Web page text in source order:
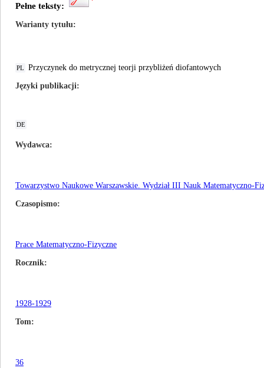
Pełne teksty:
Warianty tytułu
PL Przyczynek do metrycznej teorji przybliżeń diofantowych
Języki publikacji
DE
Wydawca
Towarzystwo Naukowe Warszawskie. Wydział III Nauk Matematyczno-
Czasopismo
Prace Matematyczno-Fizyczne
Rocznik
1928-1929
Tom
36